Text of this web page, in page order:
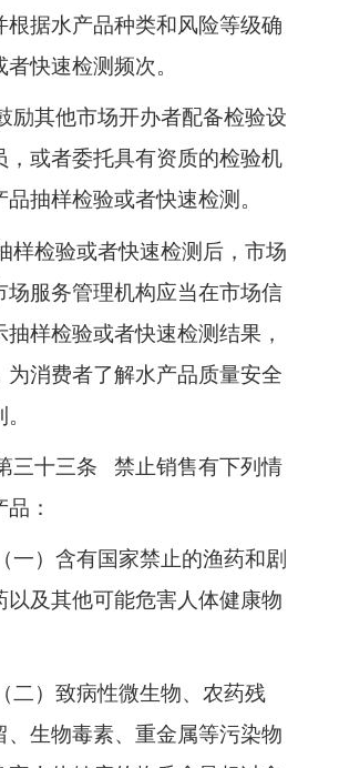
根据水产品种类和风险等级确
快速检测频次。
励其他市场开办者配备检验设
，或者委托具有资质的检验机
抽样检验或者快速检测。
样检验或者快速检测后，市场
场服务管理机构应当在市场信
抽样检验或者快速检测结果，
为消费者了解水产品质量安全
三十三条 禁止销售有下列情
：
（一）含有国家禁止的渔药和剧
以及其他可能危害人体健康物
（二）致病性微生物、农药残
、生物毒素、重金属等污染物